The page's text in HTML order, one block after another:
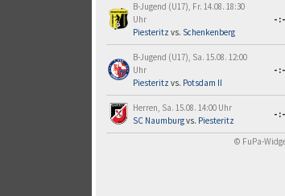
B-Jugend (U17), Fr. 14.08. 18:30
Uhr
Piesteritz vs. Schenkenberg
-:-
B-Jugend (U17), Sa. 15.08. 12:00
Uhr
Piesteritz vs. Potsdam II
-:-
Herren, Sa. 15.08. 14:00 Uhr
SC Naumburgvs. Piesteritz
-:-
© FuPa-